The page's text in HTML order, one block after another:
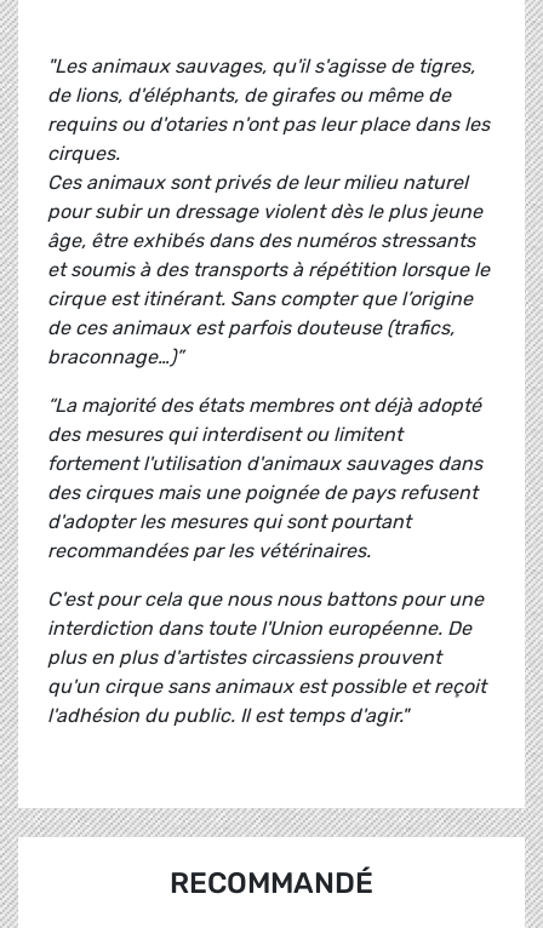
"Les animaux sauvages, qu'il s'agisse de tigres,
de lions, d'éléphants, de girafes ou même de
requins ou d'otaries n'ont pas leur place dans les
cirques.
Ces animaux sont privés de leur milieu naturel
pour subir un dressage violent dès le plus jeune
âge, être exhibés dans des numéros stressants
et soumis à des transports à répétition lorsque le
cirque est itinérant. Sans compter que l’origine
de ces animaux est parfois douteuse (trafics,
braconnage…)”
“La majorité des états membres ont déjà adopté
des mesures qui interdisent ou limitent
fortement l'utilisation d'animaux sauvages dans
des cirques mais une poignée de pays refusent
d'adopter les mesures qui sont pourtant
recommandées par les vétérinaires.
C'est pour cela que nous nous battons pour une
interdiction dans toute l'Union européenne. De
plus en plus d'artistes circassiens prouvent
qu'un cirque sans animaux est possible et reçoit
l'adhésion du public. Il est temps d'agir."
RECOMMANDÉ